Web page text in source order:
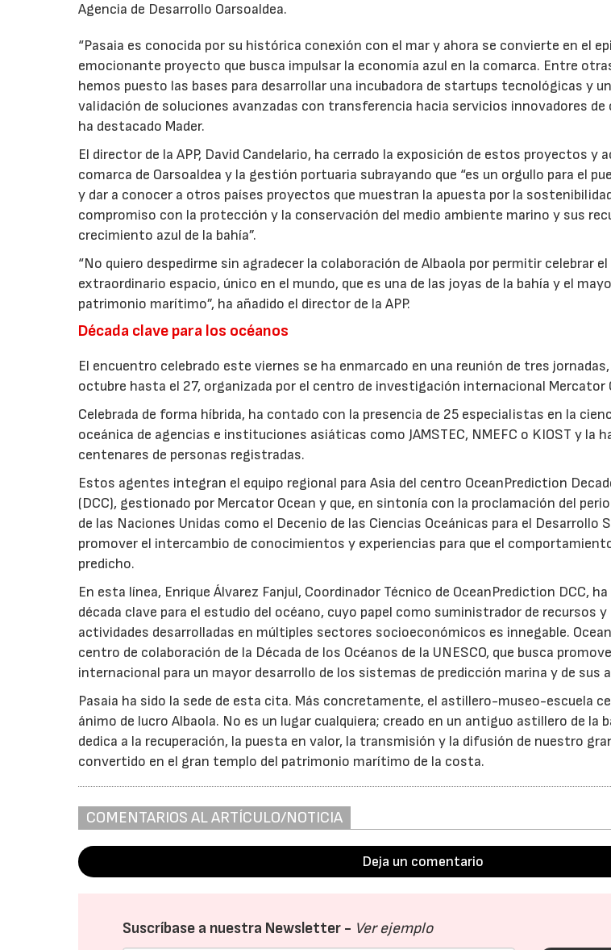
Agencia de Desarrollo Oarsoaldea.
“Pasaia es conocida por su histórica conexión con el mar y ahora se convierte en el
emocionante proyecto que busca impulsar la economía azul en la comarca. Entre
hemos puesto las bases para desarrollar una incubadora de startups tecnológicas y
validación de soluciones avanzadas con transferencia hacia servicios innovadores de
ha destacado Mader.
El director de la APP, David Candelario, ha cerrado la exposición de estos proyectos y
comarca de Oarsoaldea y la gestión portuaria subrayando que “es un orgullo para el
y dar a conocer a otros países proyectos que muestran la apuesta por la
compromiso con la protección y la conservación del medio ambiente marino y sus
crecimiento azul de la bahía”.
“No quiero despedirme sin agradecer la colaboración de Albaola por permitir celebrar
extraordinario espacio, único en el mundo, que es una de las joyas de la bahía y el
patrimonio marítimo”, ha añadido el director de la APP.
Década clave para los océanos
El encuentro celebrado este viernes se ha enmarcado en una reunión de tres
octubre hasta el 27, organizada por el centro de investigación internacional Mercator
Celebrada de forma híbrida, ha contado con la presencia de 25 especialistas en la
oceánica de agencias e instituciones asiáticas como JAMSTEC, NMEFC o KIOST y la
centenares de personas registradas.
Estos agentes integran el equipo regional para Asia del centro OceanPrediction
(DCC), gestionado por Mercator Ocean y que, en sintonía con la proclamación del
de las Naciones Unidas como el Decenio de las Ciencias Oceánicas para el Desarrollo
promover el intercambio de conocimientos y experiencias para que el
predicho.
En esta línea, Enrique Álvarez Fanjul, Coordinador Técnico de OceanPrediction DCC,
década clave para el estudio del océano, cuyo papel como suministrador de recursos y
actividades desarrolladas en múltiples sectores socioeconómicos es innegable.
centro de colaboración de la Década de los Océanos de la UNESCO, que busca
internacional para un mayor desarrollo de los sistemas de predicción marina y de sus
Pasaia ha sido la sede de esta cita. Más concretamente, el astillero-museo-escuela
ánimo de lucro Albaola. No es un lugar cualquiera; creado en un antiguo astillero de la
dedica a la recuperación, la puesta en valor, la transmisión y la difusión de nuestro
convertido en el gran templo del patrimonio marítimo de la costa.
COMENTARIOS AL ARTÍCULO/NOTICIA
Deja un comentario
Suscríbase a nuestra Newsletter - Ver ejemplo